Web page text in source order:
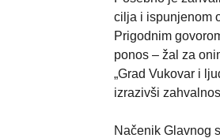
cilja i ispunjenom
Prigodnim
ponos – žal za
„Grad Vukovar i
izrazivši
Načenik Glavnog